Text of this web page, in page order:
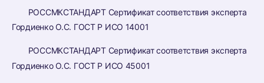
РОССМКСТАНДАРТ Сертификат соответствия эксперта
Гордиенко О.С. ГОСТ Р ИСО 14001
РОССМКСТАНДАРТ Сертификат соответствия эксперта
Гордиенко О.С. ГОСТ Р ИСО 45001